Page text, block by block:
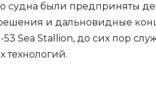
судна были предприняты
и дальновидные
Sea Stallion, до сих пор
технологий.